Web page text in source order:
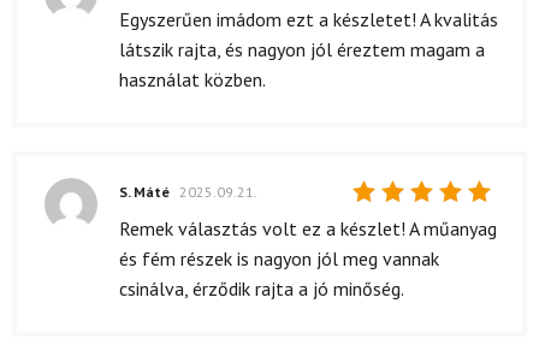
Értékelés:
Egyszerűen imádom ezt a készletet! A kvalitás
látszik rajta, és nagyon jól éreztem magam a
használat közben.
Értékelés:
S. Máté 2025.09.21.
Remek választás volt ez a készlet! A műanyag
és fém részek is nagyon jól meg vannak
csinálva, érződik rajta a jó minőség.